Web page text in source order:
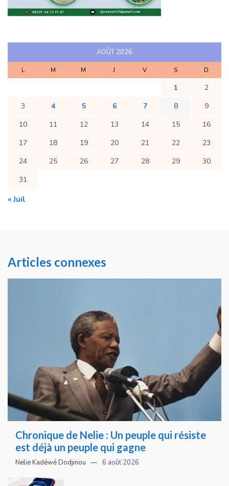
AOÛT 2026
L M M J V S D
1
2
3
4 5 6 7 8
9
10
11 12 13 14 15
16
17
18 19 20 21 22
23
24
25 26 27 28 29
30
31
« Juil
Articles connexes
Chronique de Nelie : Un peuple qui résiste
est déjà un peuple qui gagne
Nelie Kadéwé Dodjinou 6 août 2026